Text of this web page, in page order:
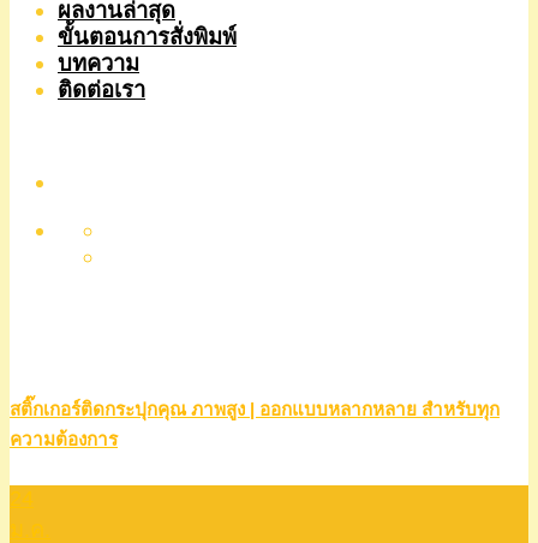
ผลงานล่าสุด
ขั้นตอนการสั่งพิมพ์
บทความ
ติดต่อเรา
สติ๊กเกอร์ติดกระปุกคุณ ภาพสูง | ออกแบบหลากหลาย สำหรับทุก
ความต้องการ
24
ม.ค.